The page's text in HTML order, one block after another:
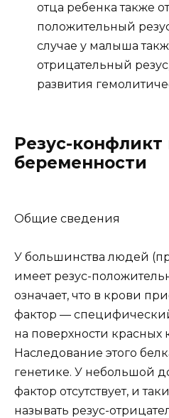
отца ребенка также
положительный
случае у малыша
отрицательный
развития
Резус-конфликт
беременности
Общие сведения
У большинства людей
имеет резус-
означает, что в крови
фактор —
на поверхности красных
Наследование этого
генетике. У небольшой
фактор отсутствует, и
называть резус-